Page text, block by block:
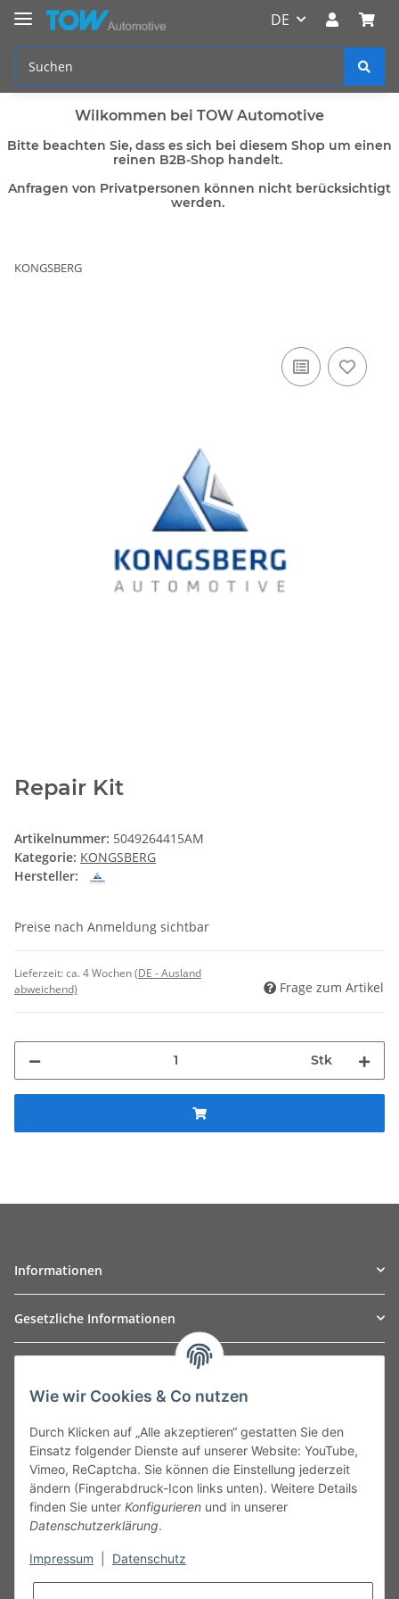
DE
Wilkommen bei TOW Automotive
Bitte beachten Sie, dass es sich bei diesem Shop um einen
reinen B2B-Shop handelt.
Anfragen von Privatpersonen können nicht berücksichtigt
werden.
KONGSBERG
Repair Kit
Artikelnummer: 5049264415AM
Kategorie: KONGSBERG
Hersteller:
Preise nach Anmeldung sichtbar
Lieferzeit:ca. 4 Wochen(DE - Ausland
abweichend)
Frage zum Artikel
Stk
Informationen
Gesetzliche Informationen
Leibnizstraße 2a
Germany
Phone:+49 40 5287270
Fax:+49 40 5281050
Email:sales@tow-automotive.de
Wie wir Cookies & Co nutzen
Durch Klicken auf „Alle akzeptieren“ gestatten Sie den
Einsatz folgender Dienste auf unserer Website: YouTube,
Vimeo, ReCaptcha. Sie können die Einstellung jederzeit
ändern (Fingerabdruck-Icon links unten). Weitere Details
finden Sie unter Konfigurieren und in unserer
Datenschutzerklärung.
Impressum Datenschutz